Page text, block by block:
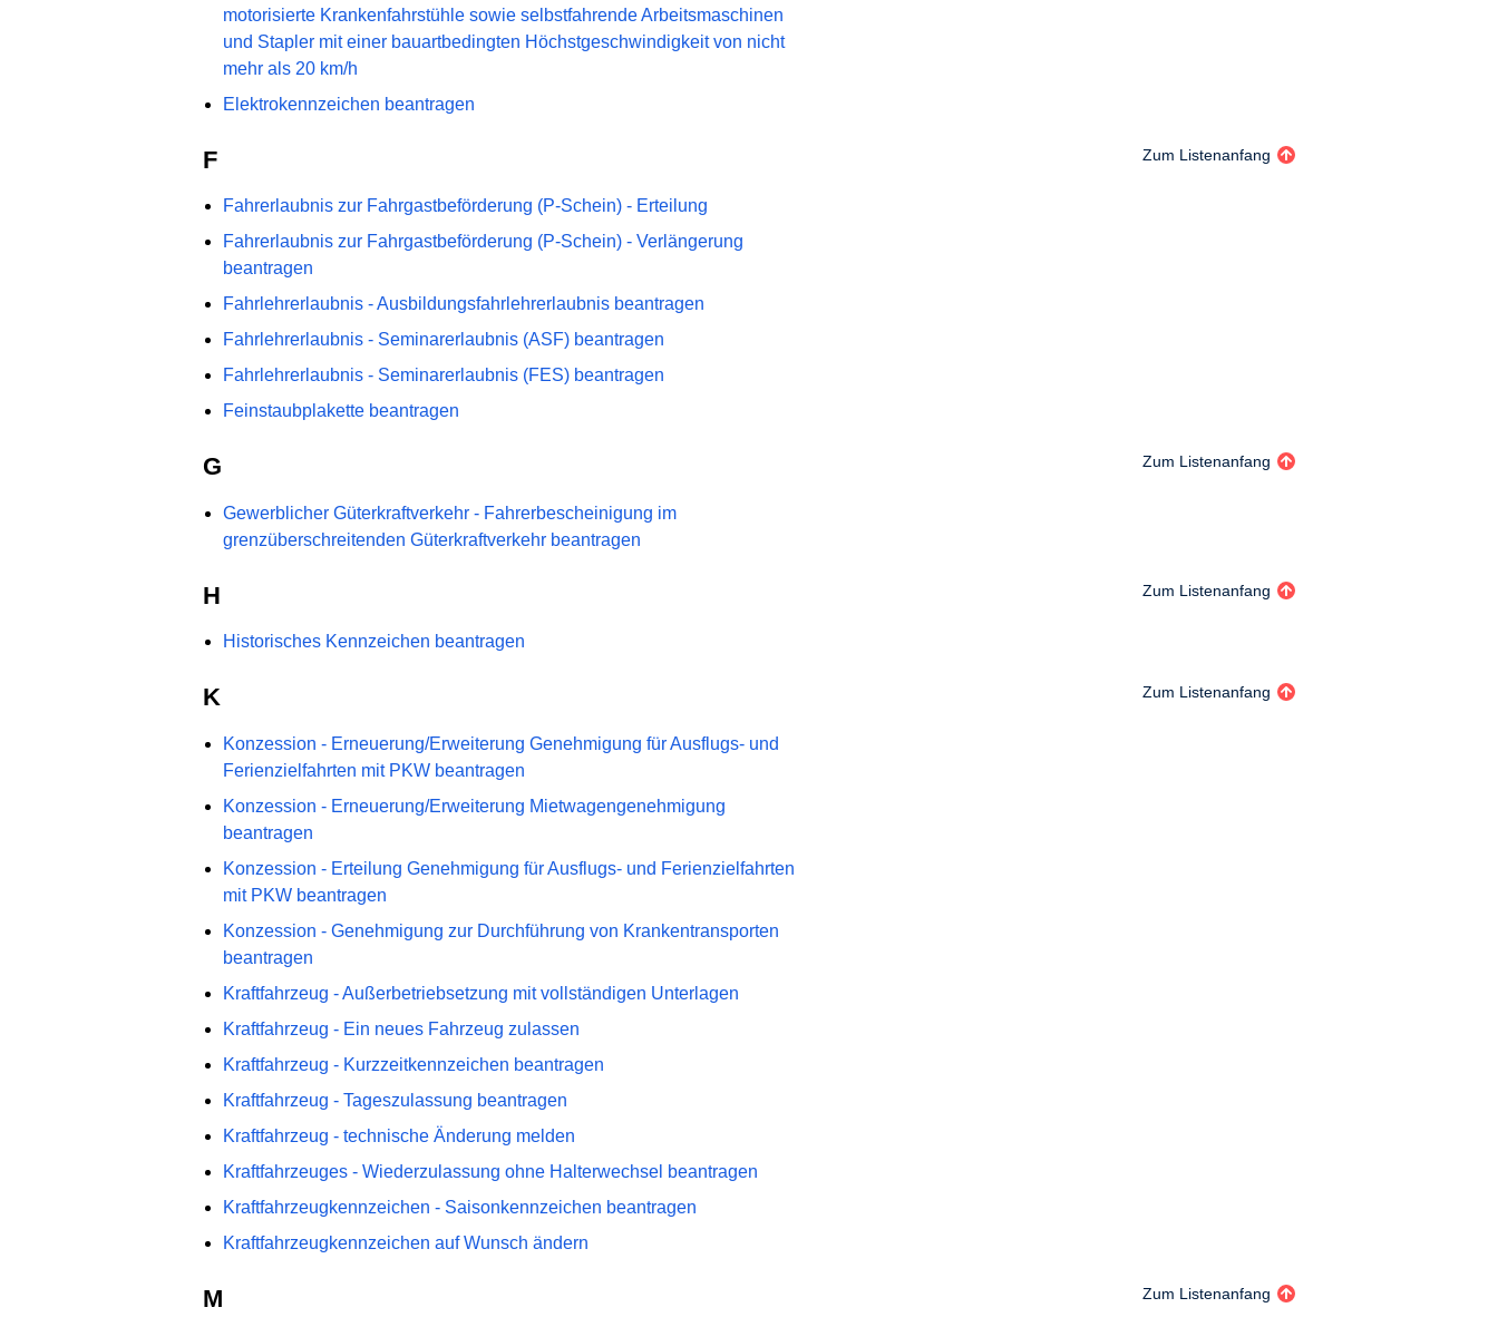
motorisierte Krankenfahrstühle sowie selbstfahrende Arbeitsmaschinen
und Stapler mit einer bauartbedingten Höchstgeschwindigkeit von nicht
mehr als 20 km/h
Elektrokennzeichen beantragen
F Zum Listenanfang
Fahrerlaubnis zur Fahrgastbeförderung (P-Schein) - Erteilung
Fahrerlaubnis zur Fahrgastbeförderung (P-Schein) - Verlängerung
beantragen
Fahrlehrerlaubnis - Ausbildungsfahrlehrerlaubnis beantragen
Fahrlehrerlaubnis - Seminarerlaubnis (ASF) beantragen
Fahrlehrerlaubnis - Seminarerlaubnis (FES) beantragen
Feinstaubplakette beantragen
G Zum Listenanfang
Gewerblicher Güterkraftverkehr - Fahrerbescheinigung im
grenzüberschreitenden Güterkraftverkehr beantragen
H Zum Listenanfang
Historisches Kennzeichen beantragen
K Zum Listenanfang
Konzession - Erneuerung/Erweiterung Genehmigung für Ausflugs- und
Ferienzielfahrten mit PKW beantragen
Konzession - Erneuerung/Erweiterung Mietwagengenehmigung
beantragen
Konzession - Erteilung Genehmigung für Ausflugs- und Ferienzielfahrten
mit PKW beantragen
Konzession - Genehmigung zur Durchführung von Krankentransporten
beantragen
Kraftfahrzeug - Außerbetriebsetzung mit vollständigen Unterlagen
Kraftfahrzeug - Ein neues Fahrzeug zulassen
Kraftfahrzeug - Kurzzeitkennzeichen beantragen
Kraftfahrzeug - Tageszulassung beantragen
Kraftfahrzeug - technische Änderung melden
Kraftfahrzeuges - Wiederzulassung ohne Halterwechsel beantragen
Kraftfahrzeugkennzeichen - Saisonkennzeichen beantragen
Kraftfahrzeugkennzeichen auf Wunsch ändern
M Zum Listenanfang